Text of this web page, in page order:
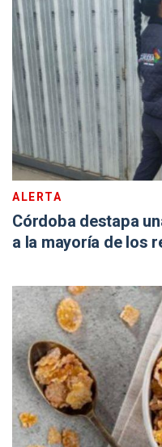
ALERTA
Córdoba destapa
a la mayoría de los